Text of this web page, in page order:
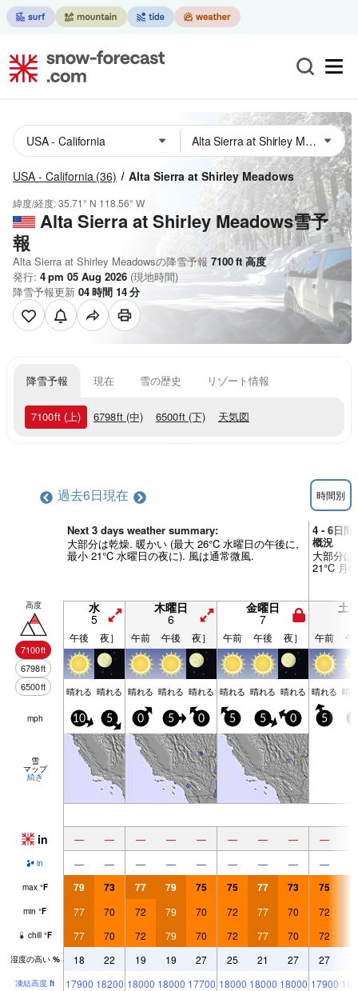
USA - California (36) Alta Sierra at Shirley Meadows
緯度/経度:35.71° N 118.56° W
Alta Sierra at Shirley Meadows雪予
報
Alta Sierra at Shirley Meadowsの降雪予報 7100ft高度
発行: 4 pm 05 Aug 2026 (現地時間)
降雪予報更新 04時間 14分
降雪予報 現在 雪の歴史 リゾート情報
7100ft (上) 6798ft (中) 6500ft (下) 天気図
過去6日現在 時間別
Next 3 days weather summary:
大部分は乾燥. 暖かい (最大 26°C 水曜日の午後に,
最小 21°C 水曜日の夜に). 風は通常微風.
4 - 6日
概況
大部分は
21°C 月
高度
7100ft
6798ft
6500ft
水
5
木曜日
6
金曜日
7
土
午後 夜］ 午前 午後 夜］ 午前 午後 夜］ 午前 午
晴れる 晴れる 晴れる 晴れる 晴れる 晴れる 晴れる 晴れる 晴れる 晴
mph 10 5 0 5 0 5 5 0 5
雪
マップ
続き
in — — — — — — — — —
in — — — — — — — — —
max °F 79 73 77 79 75 75 77 73 75
min °F 77 70 72 79 70 72 77 70 72
chill °F 77 70 72 79 70 72 77 70 72
湿度の高い % 18 22 19 19 27 25 21 27 27
凍結高度 ft 17900 18200 18000 18000 17700 18000 18000 18000 17900